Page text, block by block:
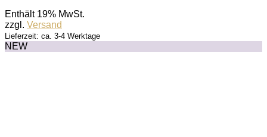
Enthält 19% MwSt.
zzgl. Versand
Lieferzeit: ca. 3-4 Werktage
NEW